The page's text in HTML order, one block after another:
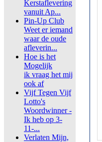
Kerstaflevering
vanuit Ap...
Pin-Up Club
Weet er iemand
waar de oude
afleverin...
Hoe is het
Mogelijk
ik vraag het mij
ook af
Vijf Tegen Vijf
Lotto's
Woordwinner -
Ik heb op 3-
11-...
Verlaten Mijn,